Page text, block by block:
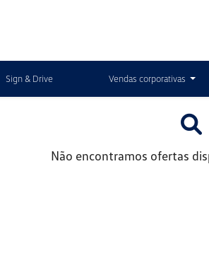
Sign & Drive Vendas corporativas
Não encontramos ofertas